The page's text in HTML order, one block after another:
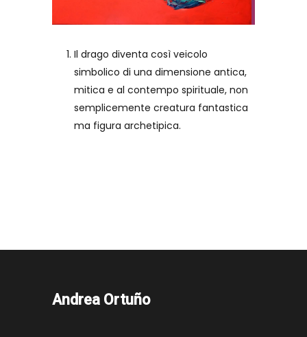
Il drago diventa così veicolo
simbolico di una dimensione antica,
mitica e al contempo spirituale, non
semplicemente creatura fantastica
ma figura archetipica.
Andrea Ortuño